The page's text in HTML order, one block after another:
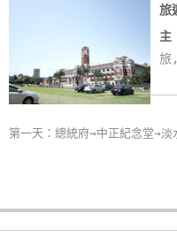
服
紅
旅
主
旅
第一天：總統府→中正紀念堂→